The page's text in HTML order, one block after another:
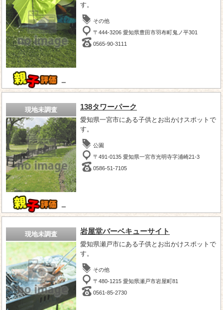
－
す。
その他
〒444-3206 愛知県豊田市羽布町鬼ノ平301
0565-90-3111
現地未調査
－
138タワーパーク
愛知県一宮市にある子供とお出かけスポットで
す。
公園
〒491-0135 愛知県一宮市光明寺字浦崎21-3
0586-51-7105
現地未調査 岩屋堂バーベキューサイト
愛知県瀬戸市にある子供とお出かけスポットで
す。
その他
〒480-1215 愛知県瀬戸市岩屋町81
0561-85-2730